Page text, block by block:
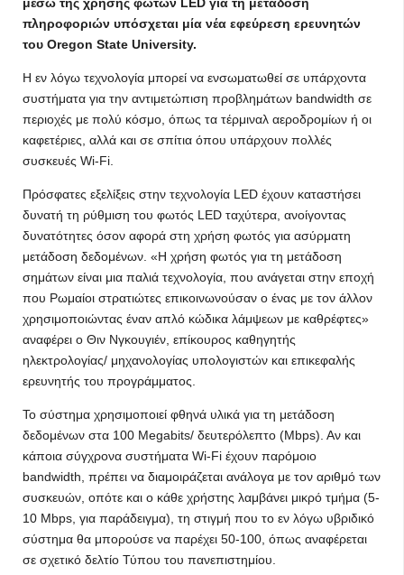
πληροφοριών υπόσχεται μία νέα εφεύρεση ερευνητών
του Oregon State University.
Η εν λόγω τεχνολογία μπορεί να ενσωματωθεί σε υπάρχοντα
συστήματα για την αντιμετώπιση προβλημάτων bandwidth σε
περιοχές με πολύ κόσμο, όπως τα τέρμιναλ αεροδρομίων ή οι
καφετέριες, αλλά και σε σπίτια όπου υπάρχουν πολλές
συσκευές Wi-Fi.
Πρόσφατες εξελίξεις στην τεχνολογία LED έχουν καταστήσει
δυνατή τη ρύθμιση του φωτός LED ταχύτερα, ανοίγοντας
δυνατότητες όσον αφορά στη χρήση φωτός για ασύρματη
μετάδοση δεδομένων. «Η χρήση φωτός για τη μετάδοση
σημάτων είναι μια παλιά τεχνολογία, που ανάγεται στην εποχή
που Ρωμαίοι στρατιώτες επικοινωνούσαν ο ένας με τον άλλον
χρησιμοποιώντας έναν απλό κώδικα λάμψεων με καθρέφτες»
αναφέρει ο Θιν Νγκουγιέν, επίκουρος καθηγητής
ηλεκτρολογίας/ μηχανολογίας υπολογιστών και επικεφαλής
ερευνητής του προγράμματος.
Το σύστημα χρησιμοποιεί φθηνά υλικά για τη μετάδοση
δεδομένων στα 100 Megabits/ δευτερόλεπτο (Mbps). Αν και
κάποια σύγχρονα συστήματα Wi-Fi έχουν παρόμοιο
bandwidth, πρέπει να διαμοιράζεται ανάλογα με τον αριθμό των
συσκευών, οπότε και ο κάθε χρήστης λαμβάνει μικρό τμήμα (5-
10 Mbps, για παράδειγμα), τη στιγμή που το εν λόγω υβριδικό
σύστημα θα μπορούσε να παρέχει 50-100, όπως αναφέρεται
σε σχετικό δελτίο Τύπου του πανεπιστημίου.